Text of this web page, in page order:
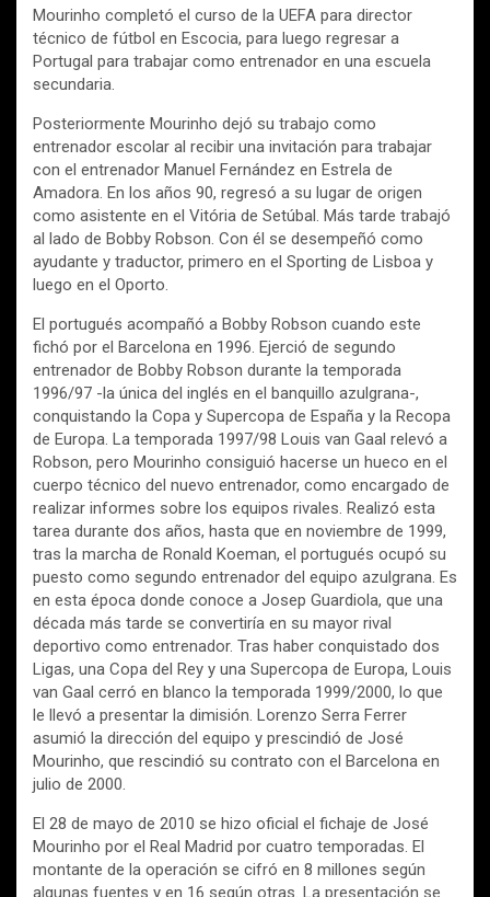
Mourinho completó el curso de la UEFA para director
técnico de fútbol en Escocia, para luego regresar a
Portugal para trabajar como entrenador en una escuela
secundaria.
Posteriormente Mourinho dejó su trabajo como
entrenador escolar al recibir una invitación para trabajar
con el entrenador Manuel Fernández en Estrela de
Amadora. En los años 90, regresó a su lugar de origen
como asistente en el Vitória de Setúbal. Más tarde trabajó
al lado de Bobby Robson. Con él se desempeñó como
ayudante y traductor, primero en el Sporting de Lisboa y
luego en el Oporto.
El portugués acompañó a Bobby Robson cuando este
fichó por el Barcelona en 1996. Ejerció de segundo
entrenador de Bobby Robson durante la temporada
1996/97 -la única del inglés en el banquillo azulgrana-,
conquistando la Copa y Supercopa de España y la Recopa
de Europa. La temporada 1997/98 Louis van Gaal relevó a
Robson, pero Mourinho consiguió hacerse un hueco en el
cuerpo técnico del nuevo entrenador, como encargado de
realizar informes sobre los equipos rivales. Realizó esta
tarea durante dos años, hasta que en noviembre de 1999,
tras la marcha de Ronald Koeman, el portugués ocupó su
puesto como segundo entrenador del equipo azulgrana. Es
en esta época donde conoce a Josep Guardiola, que una
década más tarde se convertiría en su mayor rival
deportivo como entrenador. Tras haber conquistado dos
Ligas, una Copa del Rey y una Supercopa de Europa, Louis
van Gaal cerró en blanco la temporada 1999/2000, lo que
le llevó a presentar la dimisión. Lorenzo Serra Ferrer
asumió la dirección del equipo y prescindió de José
Mourinho, que rescindió su contrato con el Barcelona en
julio de 2000.
El 28 de mayo de 2010 se hizo oficial el fichaje de José
Mourinho por el Real Madrid por cuatro temporadas. El
montante de la operación se cifró en 8 millones según
algunas fuentes y en 16 según otras. La presentación se